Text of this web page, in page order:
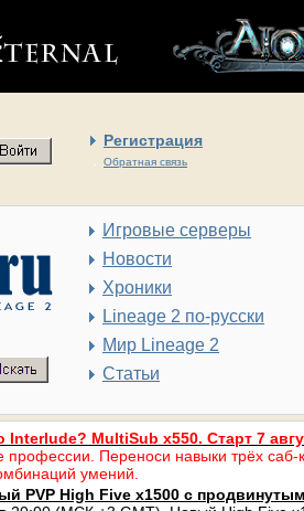
Регистрация
Обратная связь
Игровые серверы
Новости
Хроники
Lineage 2 по-русски
Мир Lineage 2
Статьи
Interlude? MultiSub x550. Старт 7
Переноси навыки трёх саб-
умений.
PVP High Five x1500 с